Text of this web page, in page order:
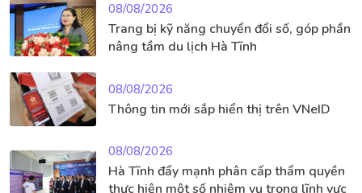
08/08/2026
Trang bị kỹ năng chuyển đổi số, góp phần
nâng tầm du lịch Hà Tĩnh
08/08/2026
Thông tin mới sắp hiển thị trên VNeID
08/08/2026
Hà Tĩnh đẩy mạnh phân cấp thẩm quyền
thực hiện một số nhiệm vụ trong lĩnh vực